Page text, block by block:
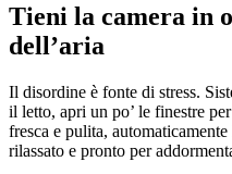
Tieni la camera in
dell’aria
Il disordine è fonte di stress.
il letto, apri un po’ le finestre
fresca e pulita,
rilassato e pronto per